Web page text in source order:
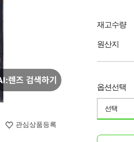
관심상품등록
재고수량
원산지
옵션선택
선택